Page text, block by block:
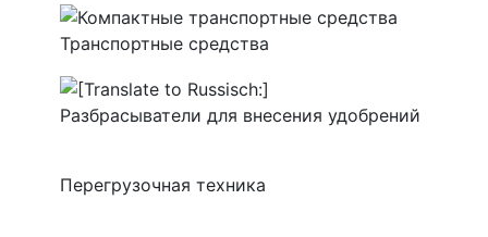
Транспортные средства
Разбрасыватели для внесения удобрений
Перегрузочная техника